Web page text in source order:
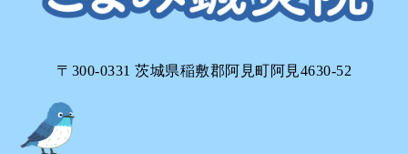
〒300-0331 茨城県稲敷郡阿見町阿見4630-52